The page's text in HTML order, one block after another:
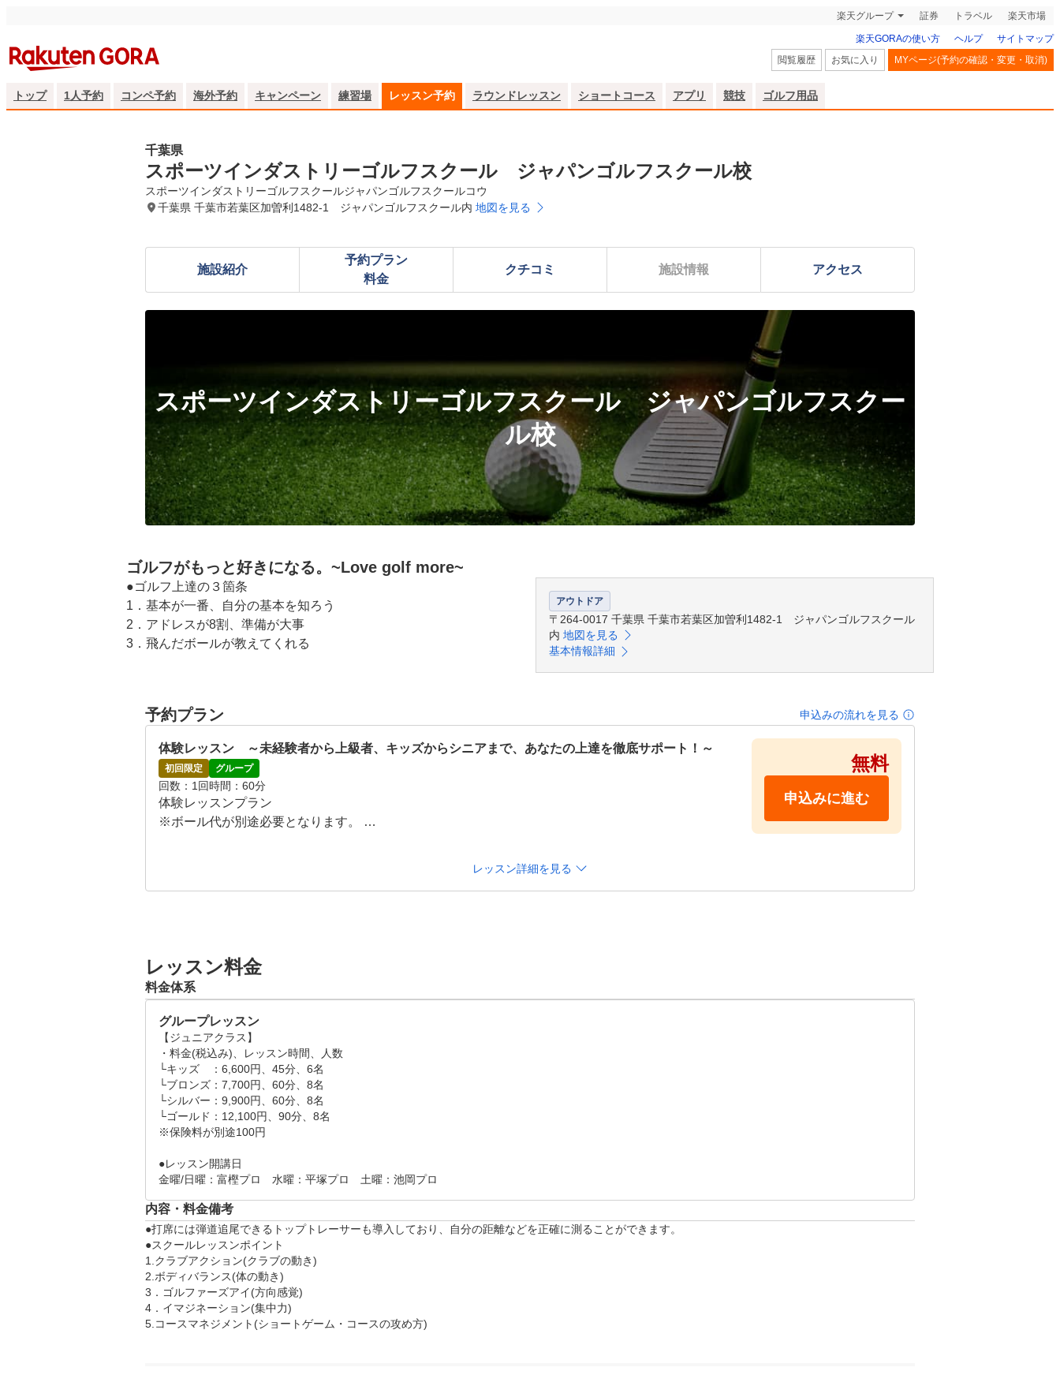
楽天グループ 証券 トラベル 楽天市場
楽天GORAの使い方 ヘルプ
サイトマップ
閲覧履歴
お気に入り MYページ(予約の確認・変更・取消)
トップ 1人予約 コンペ予約 海外予約 キャンペーン 練習場 レッスン予約 ラウンドレッスン ショートコース アプリ 競技 ゴルフ用品
千葉県
スポーツインダストリーゴルフスクール ジャパンゴルフスクール校
スポーツインダストリーゴルフスクールジャパンゴルフスクールコウ
千葉県 千葉市若葉区加曽利1482-1 ジャパンゴルフスクール内 地図を見る
施設紹介
予約プラン
料金
クチコミ 施設情報 アクセス
スポーツインダストリーゴルフスクール ジャパンゴルフスクー
ル校
ゴルフがもっと好きになる。~Love golf more~
●ゴルフ上達の３箇条
1．基本が一番、自分の基本を知ろう
2．アドレスが8割、準備が大事
3．飛んだボールが教えてくれる
アウトドア
〒264-0017 千葉県 千葉市若葉区加曽利1482-1 ジャパンゴルフスクール
内 地図を見る
基本情報詳細
予約プラン 申込みの流れを見る
体験レッスン　～未経験者から上級者、キッズからシニアまで、あなたの上達を徹底サポート！～
初回限定 グループ
回数 1回時間 60分
体験レッスンプラン
※ボール代が別途必要となります。
「もう一度基本からやり直したい方」
レッスン詳細を見る
無料
申込みに進む
レッスン料金
料金体系
グループレッスン
【ジュニアクラス】
・料金(税込み)、レッスン時間、人数
└キッズ　：6,600円、45分、6名
└ブロンズ：7,700円、60分、8名
└シルバー：9,900円、60分、8名
└ゴールド：12,100円、90分、8名
※保険料が別途100円
●レッスン開講日
金曜/日曜：富樫プロ　水曜：平塚プロ　土曜：池岡プロ
内容・料金備考
●打席には弾道追尾できるトップトレーサーも導入しており、自分の距離などを正確に測ることができます。
●スクールレッスンポイント
1.クラブアクション(クラブの動き)
2.ボディバランス(体の動き)
3．ゴルファーズアイ(方向感覚)
4．イマジネーション(集中力)
5.コースマネジメント(ショートゲーム・コースの攻め方)